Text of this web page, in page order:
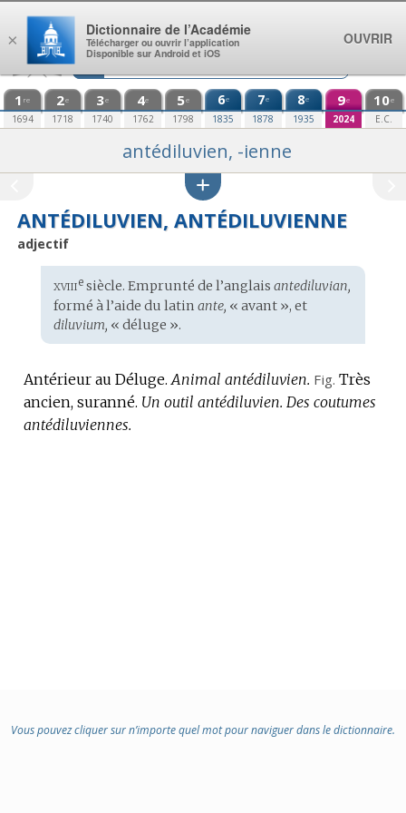
Aller au contenu
1 re
1694
2e
1718
3e
1740
4e
1762
5e
1798
6e
1835
7e
1878
8e
1935
9e
2024
10e
E.C.
antédiluvien, -ienne
ANTÉDILUVIEN, ANTÉDILUVIENNE
adjectif
Étymologie
:
xviiiesiècle. Emprunté de l’anglais antediluvian,
formé à l’aide du latin ante, « avant », et
diluvium, « déluge ».
Antérieur au Déluge. Animal antédiluvien. Fig. Très
ancien, suranné. Un outil antédiluvien. Des coutumes
antédiluviennes.
Vous pouvez cliquer sur n’importe quel mot pour naviguer dans le dictionnaire.
×
Dictionnaire de l’Académie
Télécharger ou ouvrir l’application
Disponible sur Android et iOS
OUVRIR